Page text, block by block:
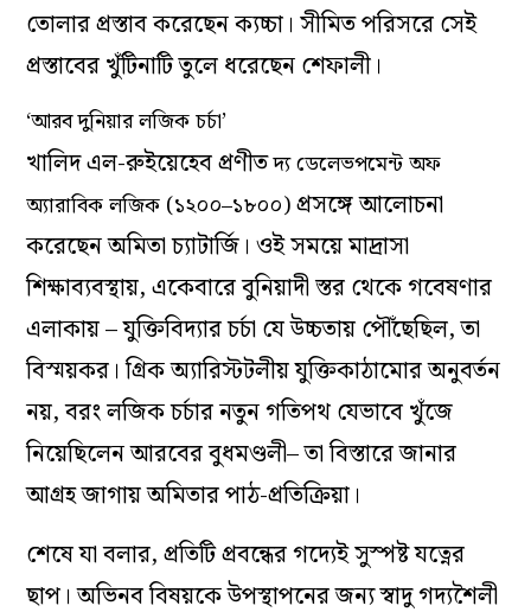
তোলার প্রস্তাব করেছেন ক্যচ্চা। সীমিত পরিসরে সেই
প্রস্তাবের খুঁটিনাটি তুলে ধরেছেন শেফালী।
‘আরব দুনিয়ার লজিক চর্চা’
খালিদ এল-রুইয়েহেব প্রণীতদ্য ডেলেভপমেন্ট অফ
অ্যারাবিক লজিক (১২০০–১৮০০)প্রসঙ্গে আলোচনা
করেছেন অমিতা চ্যাটার্জি। ওই সময়ে মাদ্রাসা
শিক্ষাব্যবস্থায়, একেবারে বুনিয়াদী স্তর থেকে গবেষণার
এলাকায় – যুক্তিবিদ্যার চর্চা যে উচ্চতায় পৌঁছেছিল, তা
বিস্ময়কর। গ্রিক অ্যারিস্টটলীয় যুক্তিকাঠামোর অনুবর্তন
নয়, বরং লজিক চর্চার নতুন গতিপথ যেভাবে খুঁজে
নিয়েছিলেন আরবের বুধমণ্ডলী– তা বিস্তারে জানার
আগ্রহ জাগায় অমিতার পাঠ-প্রতিক্রিয়া।
শেষে যা বলার, প্রতিটি প্রবন্ধের গদ্যেই সুস্পষ্ট যত্নের
ছাপ। অভিনব বিষয়কে উপস্থাপনের জন্য স্বাদু গদ্যশৈলী